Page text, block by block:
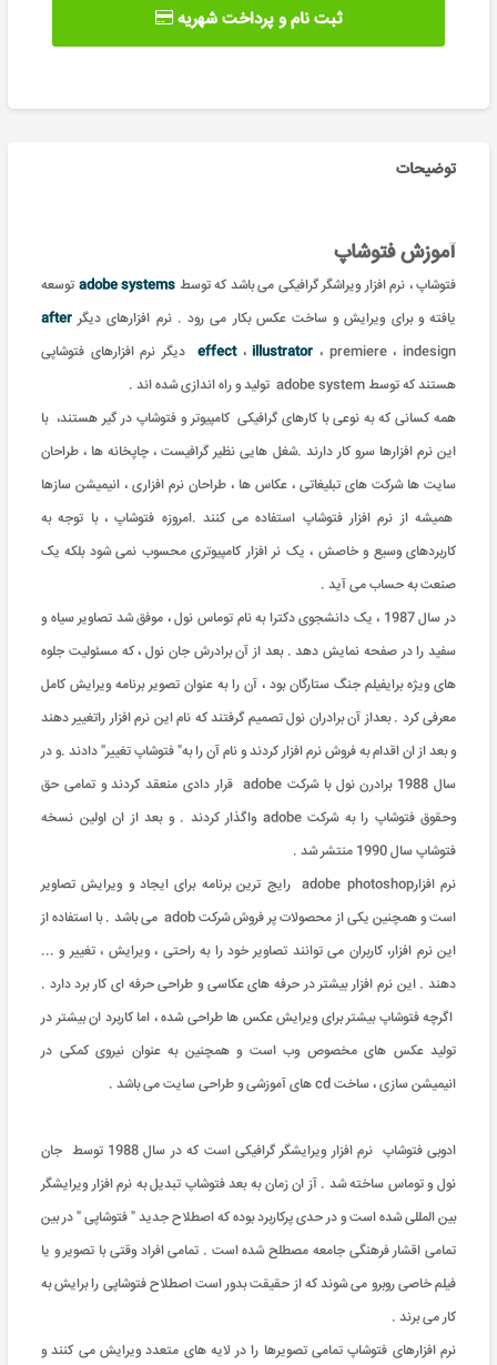
ثبت نام و پرداخت شهریه
توضیحات
آموزش فتوشاپ
فتوشاپ ، نرم افزار ویراشگر گرافیکی می باشد که توسط adobe systems توسعه
یافته و برای ویرایش و ساخت عکس بکار می رود . نرم افزارهای دیگر after
effect،illustrator
، premiere ، indesign دیگر نرم افزارهای فتوشاپی
هستند که توسط adobe system تولید و راه اندازی شده اند .
همه کسانی که به نوعی با کارهای گرافیکی کامپیوتر و فتوشاپ در گیر هستند، با
این نرم افزارها سرو کار دارند .شغل هایی نظیر گرافیست ، چاپخانه ها ، طراحان
سایت ها شرکت های تبلیغاتی ، عکاس ها ، طراحان نرم افزاری ، انیمیشن سازها
همیشه از نرم افزار فتوشاپ استفاده می کنند .امروزه فتوشاپ ، با توجه به
کاربردهای وسیع و خاصش ، یک نر افزار کامپیوتری محسوب نمی شود بلکه یک
صنعت به حساب می آید .
در سال 1987 ، یک دانشجوی دکترا به نام توماس نول ، موفق شد تصاویر سیاه و
سفید را در صفحه نمایش دهد . بعد از آن برادرش جان نول ، که مسئولیت جلوه
های ویژه برایفیلم جنگ ستارگان بود ، آن را به عنوان تصویر برنامه ویرایش کامل
معرفی کرد . بعداز آن برادران نول تصمیم گرفتند که نام این نرم افزار راتغییر دهند
و بعد از ان اقدام به فروش نرم افزار کردند و نام آن را به" فتوشاپ تغییر" دادند .و در
سال 1988 برادرن نول با شرکت adobe قرار دادی منعقد کردند و تمامی حق
وحقوق فتوشاپ را به شرکت adobe واگذار کردند . و بعد از ان اولین نسخه
فتوشاپ سال 1990 منتشر شد .
نرم افزارadobe photoshop رایج ترین برنامه برای ایجاد و ویرایش تصاویر
است و همچنین یکی از محصولات پر فروش شرکت adob می باشد . با استفاده از
این نرم افزار، کاربران می توانند تصاویر خود را به راحتی ، ویرایش ، تغییر و ...
دهند . این نرم افزار بیشتر در حرفه های عکاسی و طراحی حرفه ای کار برد دارد .
اگرچه فتوشاپ بیشتر برای ویرایش عکس ها طراحی شده ، اما کاربرد ان بیشتر در
تولید عکس های مخصوص وب است و همچنین به عنوان نیروی کمکی در
انیمیشن سازی ، ساخت cd های آموزشی و طراحی سایت می باشد .
ادوبی فتوشاپ نرم افزار ویرایشگر گرافیکی است که در سال 1988 توسط جان
نول و توماس ساخته شد . آز ان زمان به بعد فتوشاپ تبدیل به نرم افزار ویرایشگر
بین المللی شده است و در حدی پرکاربرد بوده که اصطلاح جدید " فتوشاپی " در بین
تمامی اقشار فرهنگی جامعه مصطلح شده است . تمامی افراد وقتی با تصویر و یا
فیلم خاصی روبرو می شوند که از حقیقت بدور است اصطلاح فتوشاپی را برایش به
کار می برند .
نرم افزارهای فتوشاپ تمامی تصویرها را در لایه های متعدد ویرایش می کنند و